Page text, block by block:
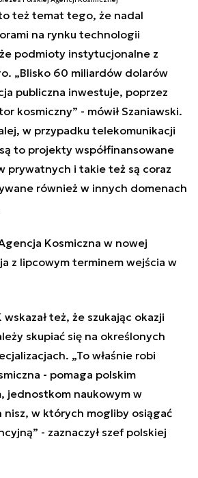
też temat tego, że nadal
na rynku technologii
podmioty instytucjonalne z
„Blisko 60 miliardów dolarów
publiczna inwestuje, poprzez
kosmiczny” - mówił Szaniawski.
w przypadku telekomunikacji
to projekty współfinansowane
prywatnych i takie też są coraz
również w innych domenach
Kosmiczna w nowej
z lipcowym terminem wejścia w
też, że szukając okazji
skupiać się na określonych
„To właśnie robi
- pomaga polskim
jednostkom naukowym w
nisz, w których mogliby osiągać
- zaznaczył szef polskiej